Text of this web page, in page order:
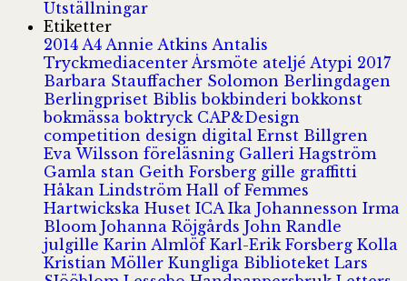
Utställningar
Etiketter
2014 A4 Annie Atkins Antalis
Tryckmediacenter Årsmöte ateljé Atypi 2017
Barbara Stauffacher Solomon Berlingdagen
Berlingpriset Biblisbokbinderibokkonst
bokmässaboktryck CAP&Design
competition design digital Ernst Billgren
Eva Wilsson föreläsning Galleri Hagström
Gamla stan Geith Forsberg gille graffitti
Håkan Lindström Hall of Femmes
Hartwickska Huset ICA Ika Johannesson Irma
Bloom Johanna Röjgårds John Randle
julgille Karin Almlöf Karl-Erik Forsberg Kolla
Kristian Möller Kungliga Biblioteket Lars